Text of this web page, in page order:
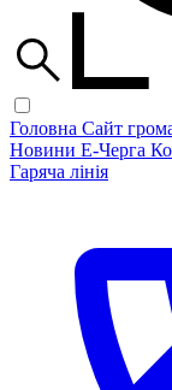
Головна Сайт
Новини Е-Черга
Гаряча лінія